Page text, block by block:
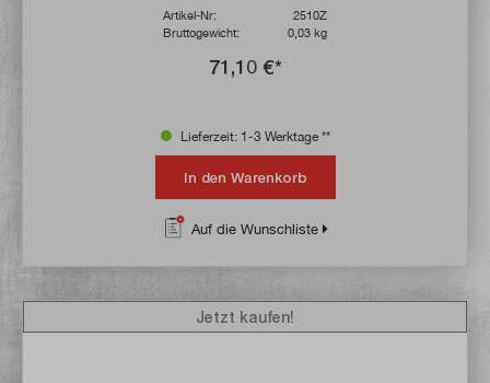
Artikel-Nr:
2510Z
Bruttogewicht:
0,03 kg
71,10 €*
Lieferzeit: 1-3 Werktage **
In den Warenkorb
Auf die Wunschliste
Jetzt kaufen!